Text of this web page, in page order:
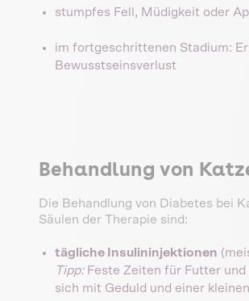
stumpfes Fell, Müdigkeit oder
im fortgeschrittenen Stadium:
Bewusstseinsverlust
Behandlung von
Die Behandlung von Diabetes bei
Säulen der Therapie sind:
tägliche Insulininjektionen
Tipp:Feste Zeiten für Futter und
sich mit Geduld und einer